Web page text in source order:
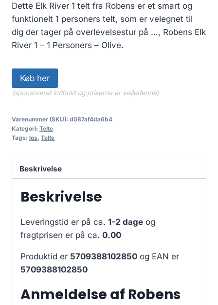
was:
2,245.00 kr..
is:
1,572.00 kr..
Dette Elk River 1 telt fra Robens er et smart og
funktionelt 1 personers telt, som er velegnet til
dig der tager på overlevelsestur på …, Robens Elk
River 1 – 1 Personers – Olive.
Køb her
(sponsoreret indhold og priserne er vejledende)
Varenummer (SKU): d087af4da6b4
Kategori: Telte
Tags: los, Telte
Beskrivelse
Beskrivelse
Leveringstid er på ca. 1-2 dage og
fragtprisen er på ca. 0.00
Produktid er 5709388102850 og EAN er
5709388102850
Anmeldelse af Robens